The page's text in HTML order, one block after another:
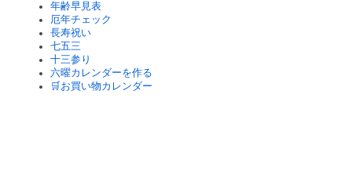
年齢早見表
厄年チェック
長寿祝い
七五三
十三参り
六曜カレンダーを作る
🛒お買い物カレンダー